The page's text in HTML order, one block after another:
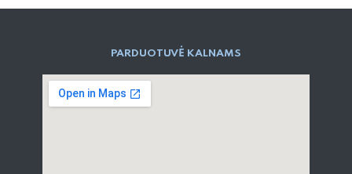
PARD​UOTUVĖ​ KALNAMS